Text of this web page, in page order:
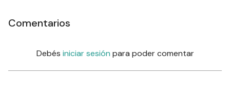
Comentarios
Debés iniciar sesión para poder comentar